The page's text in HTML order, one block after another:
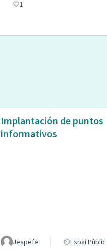
1
Implantación de puntos
informativos
Jespefe Espai Públic